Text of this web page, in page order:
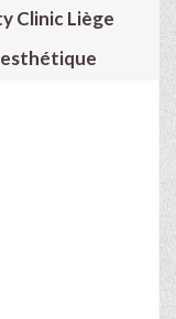
Clinic Liège